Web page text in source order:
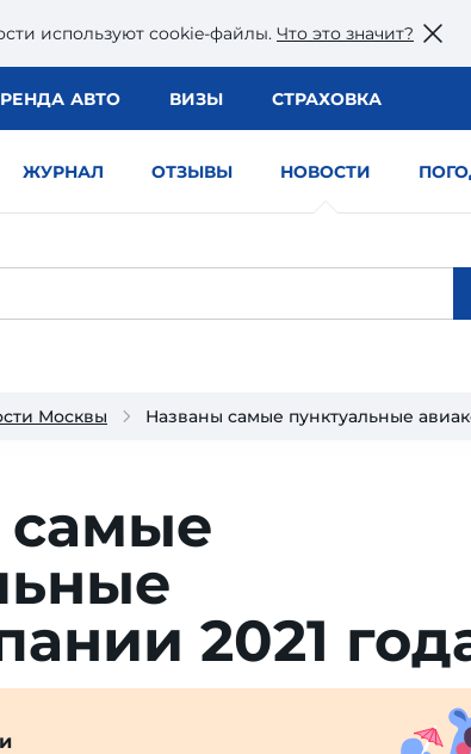
используют сookie-файлы. Что это значит?
АВТО ВИЗЫ СТРАХОВКА
ЖУРНАЛ ОТЗЫВЫ НОВОСТИ
Москвы Названы самые пунктуальные
самые
2021